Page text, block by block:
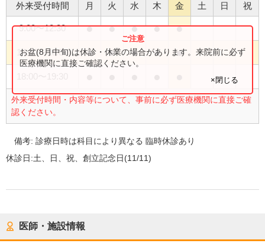
外来受付時間 月 火 水 木 金 土 日 祝
9:00〜12:30 ● ● ● ● ●
14:30〜16:30 ● ● ● ● ●
外来受付時間・内容等について、事前に必ず医療機関に直接ご確
認ください。
お盆(8月中旬)は休診・休業の場合があります。来院前に必ず
医療機関に直接ご確認ください。
×閉じる
備考:診療日時は科目により異なる 臨時休診あり
休診日:土、日、祝、創立記念日(11/11)
医師・施設情報